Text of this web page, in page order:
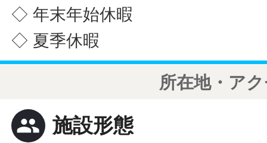
◇ 年末年始休暇
◇ 夏季休暇
所在地・ア
people 施設形態